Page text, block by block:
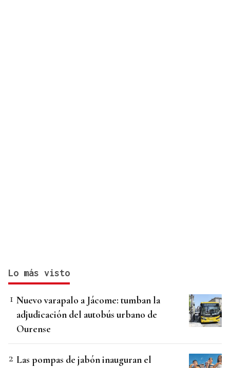
Lo más visto
Nuevo varapalo a Jácome: tumban la
adjudicación del autobús urbano de
Ourense
Las pompas de jabón inauguran el